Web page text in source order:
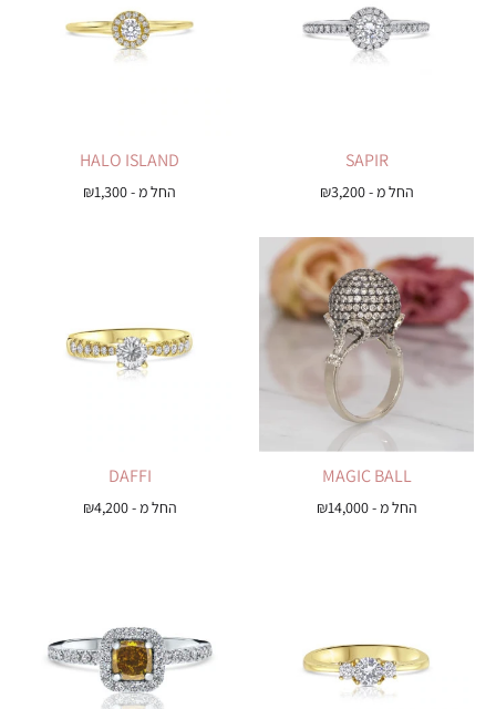
SAPIR
החל מ - ₪3,200
HALO ISLAND
החל מ - ₪1,300
MAGIC BALL
החל מ - ₪14,000
DAFFI
החל מ - ₪4,200